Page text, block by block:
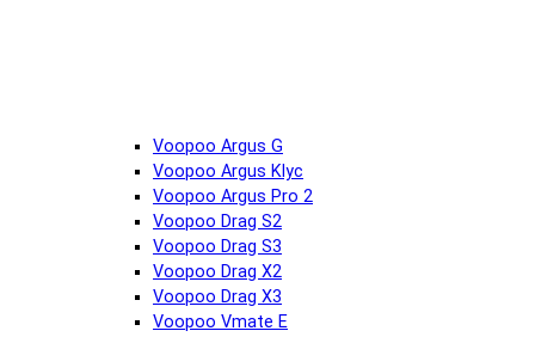
Voopoo Argus G
Voopoo Argus Klyc
Voopoo Argus Pro 2
Voopoo Drag S2
Voopoo Drag S3
Voopoo Drag X2
Voopoo Drag X3
Voopoo Vmate E